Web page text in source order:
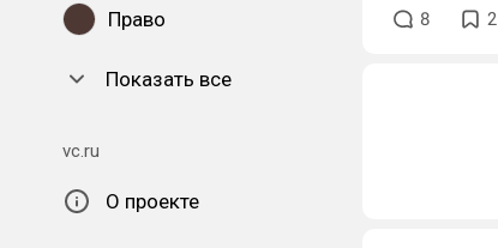
Право
Показать все
vc.ru
О проекте
8 2